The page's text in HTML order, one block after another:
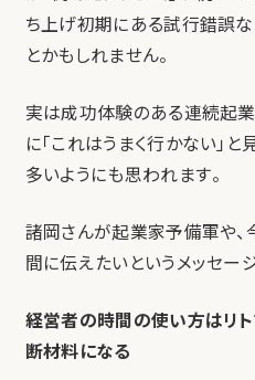
ち上げ初期にある試行錯誤
とかもしれません。
実は成功体験のある連続起
に「これはうまく行かない」
多いようにも思われます。
諸岡さんが起業家予備軍や
間に伝えたいというメッセー
経営者の時間の使い方はリト
断材料になる